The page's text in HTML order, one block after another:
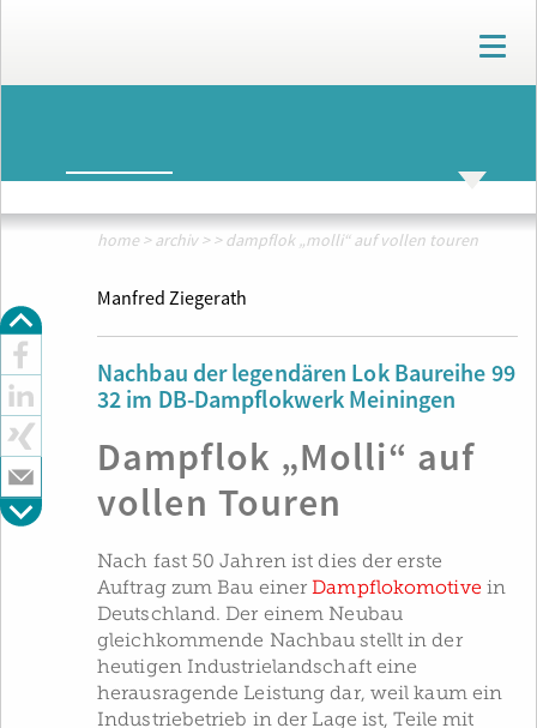
T
o
g
n
v
o
ARCHIV
home >archiv >>dampflok „molli“ auf vollen touren
Manfred Ziegerath
Nachbau der legendären Lok Baureihe 99
32 im DB-Dampflokwerk Meiningen
Dampflok „Molli“ auf
vollen Touren
Nach fast 50 Jahren ist dies der erste
Auftrag zum Bau einerDampflokomotive in
Deutschland. Der einem Neubau
gleichkommende Nachbau stellt in der
heutigen Industrielandschaft eine
herausragende Leistung dar, weil kaum ein
Industriebetrieb in der Lage ist, Teile mit